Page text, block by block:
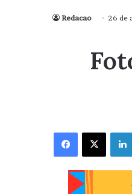
Redacao 26 de
Facebook X